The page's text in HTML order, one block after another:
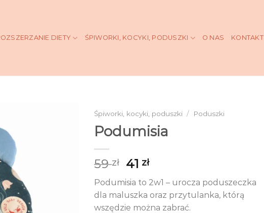
DIETY ŚPIWORKI, KOCYKI, PODUSZKI O NAS KONTAKT
Śpiworki, kocyki, poduszki / Poduszki
Podumisia
59zł
Pierwotna
cena
wynosiła:
59 zł.
41 złAktualna
wynosi:
41 zł.
Podumisia to 2w1 – urocza poduszeczka
dla maluszka oraz przytulanka, którą
wszędzie można zabrać.